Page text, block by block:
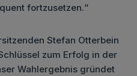
fortzusetzen.“
Stefan Otterbein
zum Erfolg in der
Wahlergebnis gründet